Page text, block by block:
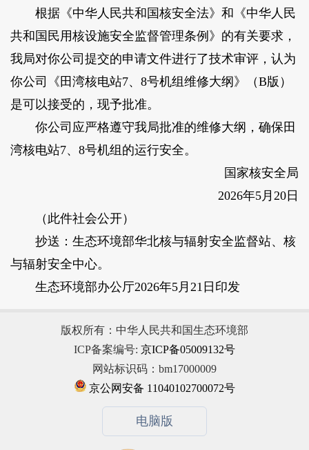
根据《中华人民共和国核安全法》和《中华人民
共和国民用核设施安全监督管理条例》的有关要求，
我局对你公司提交的申请文件进行了技术审评，认为
你公司《田湾核电站7、8号机组维修大纲》（B版）
是可以接受的，现予批准。
你公司应严格遵守我局批准的维修大纲，确保田
湾核电站7、8号机组的运行安全。
国家核安全局
2026年5月20日
（此件社会公开）
抄送：生态环境部华北核与辐射安全监督站、核
与辐射安全中心。
生态环境部办公厅2026年5月21日印发
版权所有：中华人民共和国生态环境部
ICP备案编号: 京ICP备05009132号
网站标识码：bm17000009
京公网安备 11040102700072号
电脑版